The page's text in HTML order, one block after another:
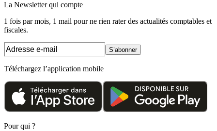
La Newsletterqui compte
1 fois par mois, 1 mail pour ne rien rater des actualités comptables et
fiscales.
S’abonner
Téléchargez l’application mobile
Pour qui ?